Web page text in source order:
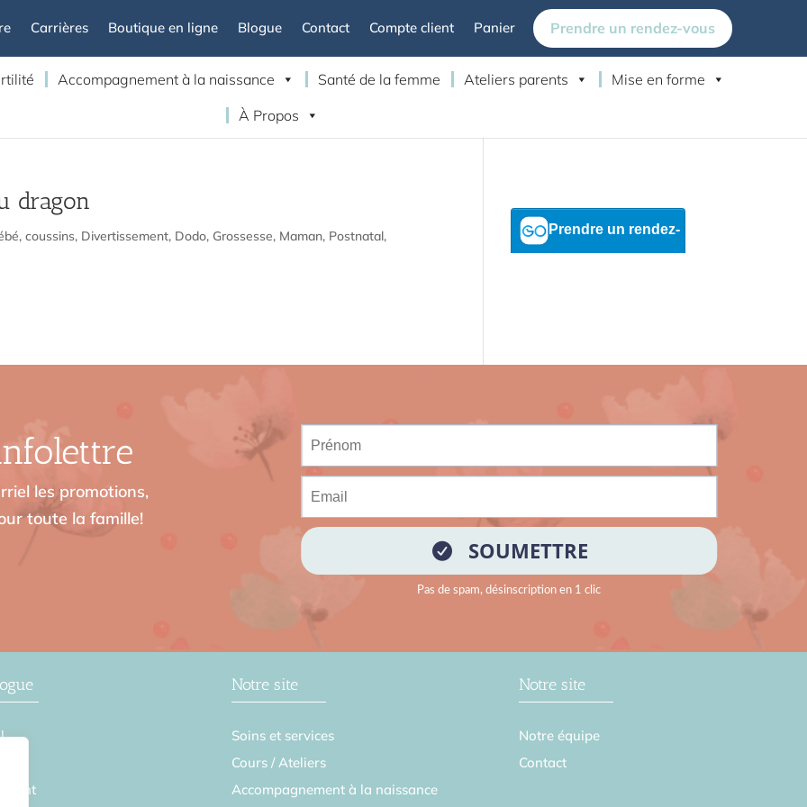
Carrières Boutique en ligne Blogue Contact Compte client Panier Prendre un rendez-vous
Accompagnement à la naissance Santé de la femme Ateliers parents
Mise en forme
À Propos
dragon
,coussins, Divertissement, Dodo, Grossesse, Maman, Postnatal,
les promotions,
toute la famille!
Notre site
Soins et services
Cours / Ateliers
Accompagnement à la naissance
Notre site
Notre équipe
Contact